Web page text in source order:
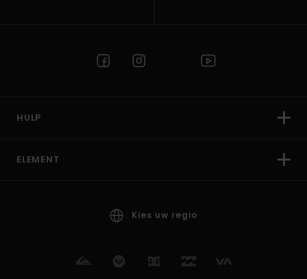
HULP
ELEMENT
Kies uw regio